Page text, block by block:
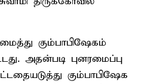
கும்பாபிஷேகம்
அதன்படி புனரமைப்பு
கும்பாபிஷேக